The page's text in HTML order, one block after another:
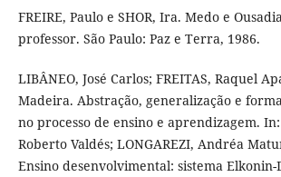
FREIRE, Paulo e SHOR, Ira. Medo e
professor. São Paulo: Paz e Terra, 1986.
LIBÂNEO, José Carlos; FREITAS, Raquel
Madeira. Abstração, generalização e
no processo de ensino e aprendizagem. In:
Roberto Valdés; LONGAREZI, Andréa
Ensino desenvolvimental: sistema Elkonin-